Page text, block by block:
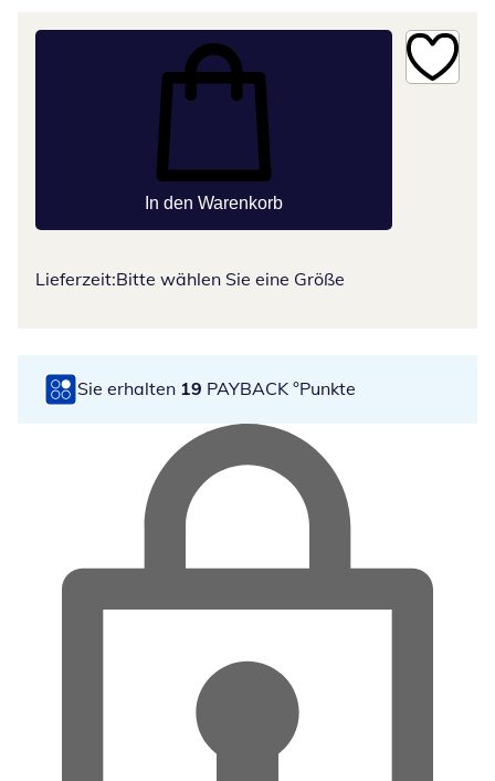
In den Warenkorb
Lieferzeit:Bitte wählen Sie eine Größe
Sie erhalten 19 PAYBACK °Punkte